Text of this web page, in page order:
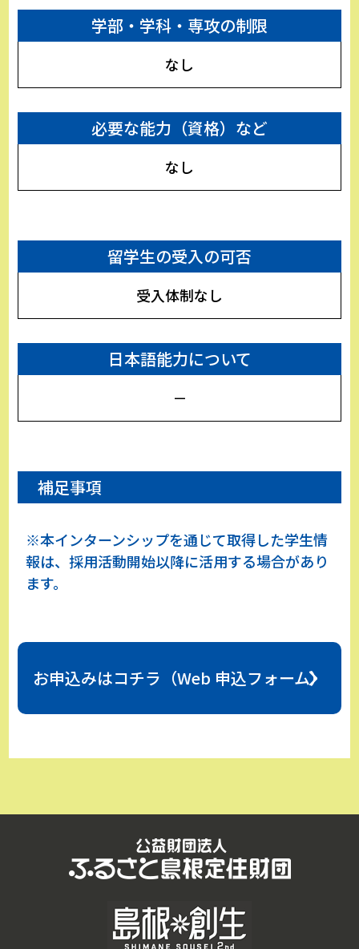
学部・学科・専攻の制限
なし
必要な能力（資格）など
なし
留学生の受入の可否
受入体制なし
日本語能力について
－
補足事項
※本インターンシップを通じて取得した学生情
報は、採用活動開始以降に活用する場合があり
ます。
お申込みはコチラ（Web 申込フォーム）